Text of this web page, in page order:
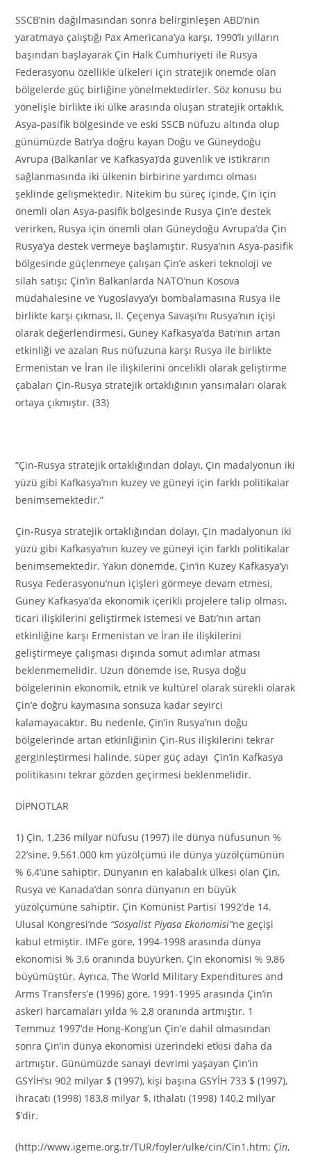
SSCB’nin dağılmasından sonra belirginleşen ABD’nin
yaratmaya çalıştığı Pax Americana’ya karşı, 1990’lı yılların
başından başlayarak Çin Halk Cumhuriyeti ile Rusya
Federasyonu özellikle ülkeleri için stratejik önemde olan
bölgelerde güç birliğine yönelmektedirler. Söz konusu bu
yönelişle birlikte iki ülke arasında oluşan stratejik ortaklık,
Asya-pasifik bölgesinde ve eski SSCB nüfuzu altında olup
günümüzde Batı’ya doğru kayan Doğu ve Güneydoğu
Avrupa (Balkanlar ve Kafkasya)’da güvenlik ve istikrarın
sağlanmasında iki ülkenin birbirine yardımcı olması
şeklinde gelişmektedir. Nitekim bu süreç içinde, Çin için
önemli olan Asya-pasifik bölgesinde Rusya Çin’e destek
verirken, Rusya için önemli olan Güneydoğu Avrupa’da Çin
Rusya’ya destek vermeye başlamıştır. Rusya’nın Asya-pasifik
bölgesinde güçlenmeye çalışan Çin’e askeri teknoloji ve
silah satışı; Çin’in Balkanlarda NATO’nun Kosova
müdahalesine ve Yugoslavya’yı bombalamasına Rusya ile
birlikte karşı çıkması, II. Çeçenya Savaşı’nı Rusya’nın içişi
olarak değerlendirmesi, Güney Kafkasya’da Batı’nın artan
etkinliği ve azalan Rus nüfuzuna karşı Rusya ile birlikte
Ermenistan ve İran ile ilişkilerini öncelikli olarak geliştirme
çabaları Çin-Rusya stratejik ortaklığının yansımaları olarak
ortaya çıkmıştır. (33)
“Çin-Rusya stratejik ortaklığından dolayı, Çin madalyonun iki
yüzü gibi Kafkasya’nın kuzey ve güneyi için farklı politikalar
benimsemektedir.”
Çin-Rusya stratejik ortaklığından dolayı, Çin madalyonun iki
yüzü gibi Kafkasya’nın kuzey ve güneyi için farklı politikalar
benimsemektedir. Yakın dönemde, Çin’in Kuzey Kafkasya’yı
Rusya Federasyonu’nun içişleri görmeye devam etmesi,
Güney Kafkasya’da ekonomik içerikli projelere talip olması,
ticari ilişkilerini geliştirmek istemesi ve Batı’nın artan
etkinliğine karşı Ermenistan ve İran ile ilişkilerini
geliştirmeye çalışması dışında somut adımlar atması
beklenmemelidir. Uzun dönemde ise, Rusya doğu
bölgelerinin ekonomik, etnik ve kültürel olarak sürekli olarak
Çin’e doğru kaymasına sonsuza kadar seyirci
kalamayacaktır. Bu nedenle, Çin’in Rusya’nın doğu
bölgelerinde artan etkinliğinin Çin-Rus ilişkilerini tekrar
gerginleştirmesi halinde, süper güç adayı Çin’in Kafkasya
politikasını tekrar gözden geçirmesi beklenmelidir.
DİPNOTLAR
1) Çin, 1,236 milyar nüfusu (1997) ile dünya nüfusunun %
22’sine, 9.561.000 km yüzölçümü ile dünya yüzölçümünün
% 6,4’üne sahiptir. Dünyanın en kalabalık ülkesi olan Çin,
Rusya ve Kanada’dan sonra dünyanın en büyük
yüzölçümüne sahiptir. Çin Komünist Partisi 1992’de 14.
Ulusal Kongresi’nde “Sosyalist Piyasa Ekonomisi”ne geçişi
kabul etmiştir. IMF’e göre, 1994-1998 arasında dünya
ekonomisi % 3,6 oranında büyürken, Çin ekonomisi % 9,86
büyümüştür. Ayrıca, The World Military Expenditures and
Arms Transfers’e (1996) göre, 1991-1995 arasında Çin’in
askeri harcamaları yılda % 2,8 oranında artmıştır. 1
Temmuz 1997’de Hong-Kong’un Çin’e dahil olmasından
sonra Çin’in dünya ekonomisi üzerindeki etkisi daha da
artmıştır. Günümüzde sanayi devrimi yaşayan Çin’in
GSYİH’sı 902 milyar $ (1997), kişi başına GSYİH 733 $ (1997),
ihracatı (1998) 183,8 milyar $, ithalatı (1998) 140,2 milyar
$’dir.
(http://www.igeme.org.tr/TUR/foyler/ulke/cin/Cin1.htm; Çin,